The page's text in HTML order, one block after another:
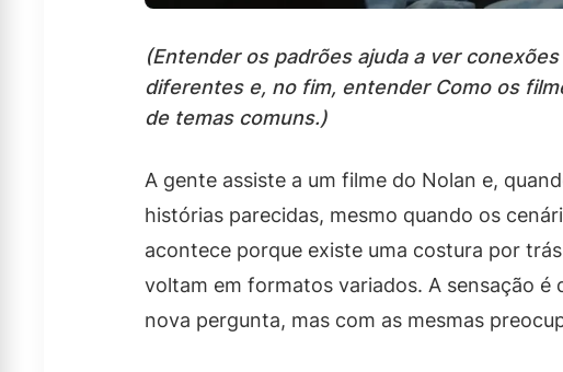
(Entender os padrões ajuda a ver
diferentes e, no fim, entender Como os
de temas comuns.)
A gente assiste a um filme do Nolan e,
histórias parecidas, mesmo quando os
acontece porque existe uma costura por
voltam em formatos variados. A sensação é
nova pergunta, mas com as mesmas